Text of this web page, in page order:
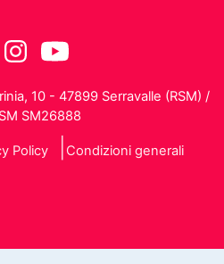
10 - 47899 Serravalle (RSM) /
SM26888
Policy Condizioni generali